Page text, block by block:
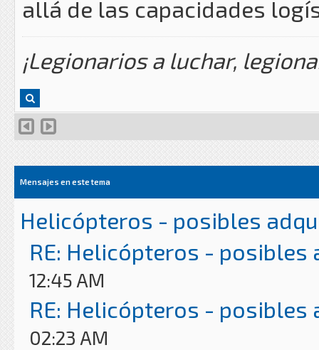
allá de las capacidades
¡Legionarios a luchar,
Mensajes en este tema
Helicópteros - posibles
RE: Helicópteros - posibles
12:45 AM
RE: Helicópteros - posibles
02:23 AM